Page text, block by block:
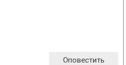
Оповестить